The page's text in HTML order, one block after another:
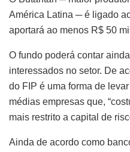
América Latina ─ é ligado
aportará ao menos R$ 50
O fundo poderá contar
interessados no setor. De
do FIP é uma forma de
médias empresas que,
mais restrito a capital de
Ainda de acordo como